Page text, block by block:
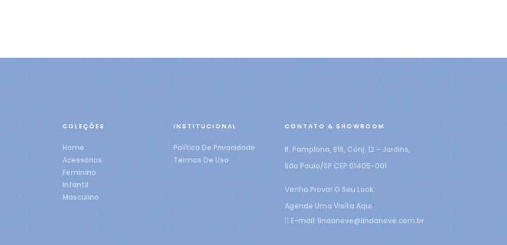
COLEÇÕES
Home
Acessórios
Feminino
Infantil
Masculino
INSTITUCIONAL
Política De Privacidade
Termos De Uso
CONTATO & SHOWROOM
R. Pamplona, 818, Conj. 12 – Jardins,
São Paulo/SP CEP 01405-001
Venha Provar O Seu Look.
Agende Uma Visita Aqui
E-mail: lindaneve@lindaneve.com.br